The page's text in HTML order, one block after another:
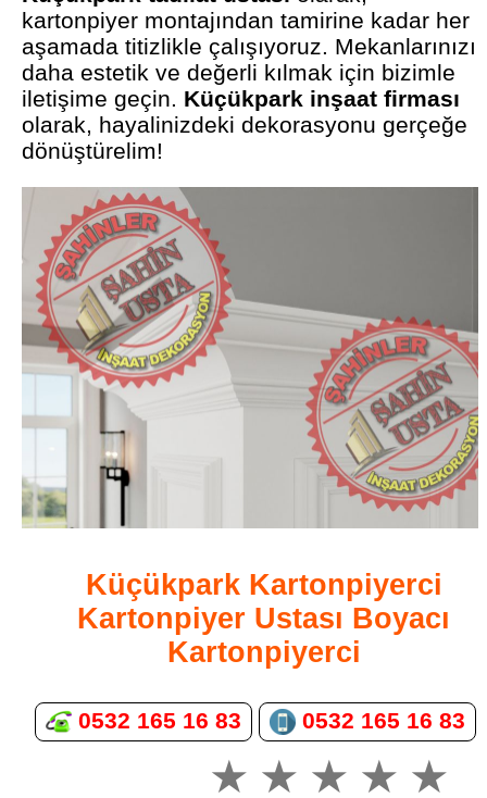
kartonpiyer montajından tamirine kadar her
aşamada titizlikle çalışıyoruz. Mekanlarınızı
daha estetik ve değerli kılmak için bizimle
iletişime geçin. Küçükpark inşaat firması
olarak, hayalinizdeki dekorasyonu gerçeğe
dönüştürelim!
Küçükpark Kartonpiyerci
Kartonpiyer Ustası Boyacı
Kartonpiyerci
0532 165 16 83 0532 165 16 83